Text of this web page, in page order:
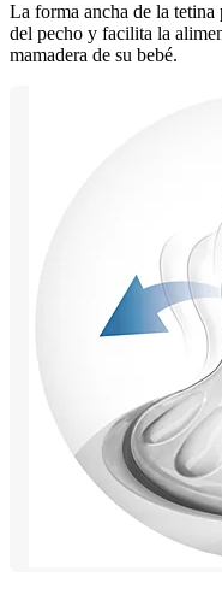
La forma ancha de la
del pecho y facilita la
mamadera de su bebé.